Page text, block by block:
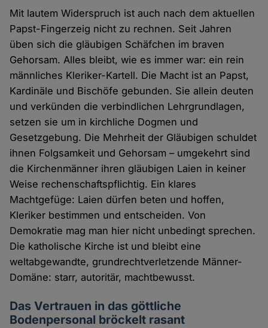
Mit lautem Widerspruch ist auch nach dem aktuellen
Papst-Fingerzeig nicht zu rechnen. Seit Jahren
üben sich die gläubigen Schäfchen im braven
Gehorsam. Alles bleibt, wie es immer war: ein rein
männliches Kleriker-Kartell. Die Macht ist an Papst,
Kardinäle und Bischöfe gebunden. Sie allein deuten
und verkünden die verbindlichen Lehrgrundlagen,
setzen sie um in kirchliche Dogmen und
Gesetzgebung. Die Mehrheit der Gläubigen schuldet
ihnen Folgsamkeit und Gehorsam – umgekehrt sind
die Kirchenmänner ihren gläubigen Laien in keiner
Weise rechenschaftspflichtig. Ein klares
Machtgefüge: Laien dürfen beten und hoffen,
Kleriker bestimmen und entscheiden. Von
Demokratie mag man hier nicht unbedingt sprechen.
Die katholische Kirche ist und bleibt eine
weltabgewandte, grundrechtverletzende Männer-
Domäne: starr, autoritär, machtbewusst.
Das Vertrauen in das göttliche
Bodenpersonal bröckelt rasant